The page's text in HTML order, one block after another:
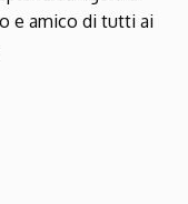
e amico di tutti ai